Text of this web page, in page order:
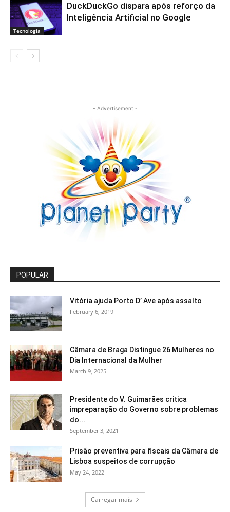
Tecnologia
DuckDuckGo dispara após reforço da
Inteligência Artificial no Google
- Advertisement -
POPULAR
Vitória ajuda Porto D’ Ave após assalto
February 6, 2019
Câmara de Braga Distingue 26 Mulheres no
Dia Internacional da Mulher
March 9, 2025
Presidente do V. Guimarães critica
impreparação do Governo sobre problemas
do...
September 3, 2021
Prisão preventiva para fiscais da Câmara de
Lisboa suspeitos de corrupção
May 24, 2022
Carregar mais